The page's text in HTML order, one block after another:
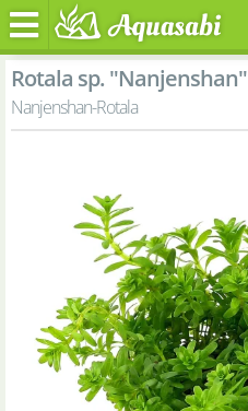
Rotala sp. "Nanjenshan"
Nanjenshan-Rotala